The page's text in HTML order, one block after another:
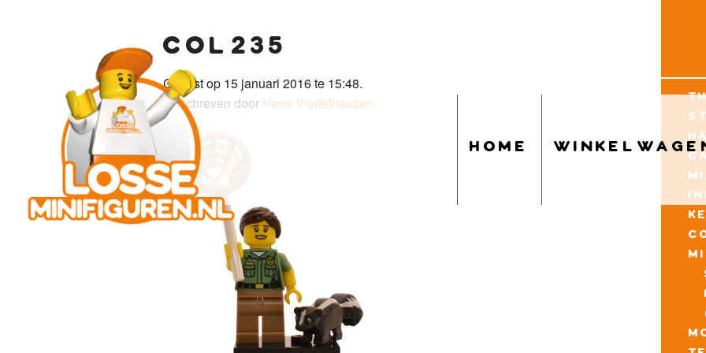
home
col235
Gepost op 15 januari 2016 te 15:48.
Geschreven door Hans Viertelhauzen